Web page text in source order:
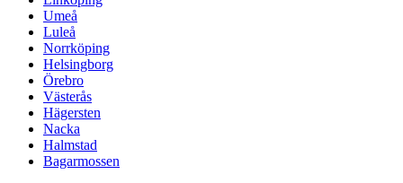
Umeå
Luleå
Norrköping
Helsingborg
Örebro
Västerås
Hägersten
Nacka
Halmstad
Bagarmossen